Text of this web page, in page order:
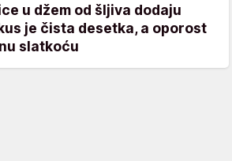
u džem od šljiva dodaju
je čista desetka, a oporost
slatkoću